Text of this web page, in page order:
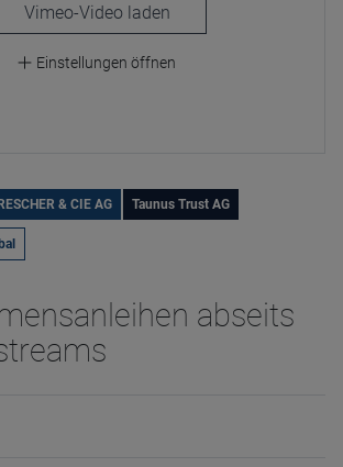
laden
Einstellungen öffnen
& CIE AG Taunus Trust AG
abseits